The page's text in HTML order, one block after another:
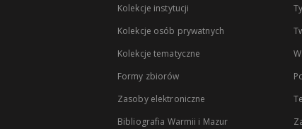
Kolekcje instytucji
Kolekcje osób prywatnych
Kolekcje tematyczne
Formy zbiorów
Zasoby elektroniczne
Bibliografia Warmii i Mazur